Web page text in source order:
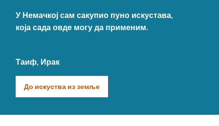
У Немачкој сам сакупио пуно искустaва,
која сада овде могу да применим.
Таиф, Ирак
До искуства из земље